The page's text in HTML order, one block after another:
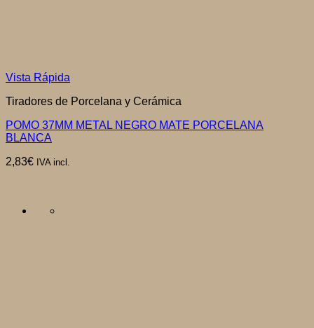
Vista Rápida
Tiradores de Porcelana y Cerámica
POMO 37MM METAL NEGRO MATE PORCELANA
BLANCA
2,83€ IVA incl.